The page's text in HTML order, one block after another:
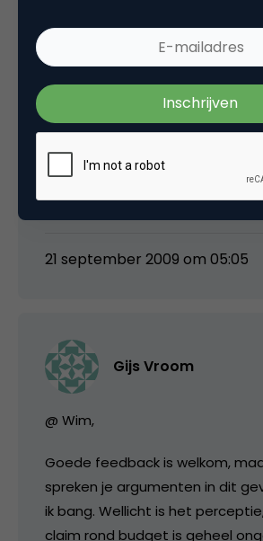
de rest, want catering was
minder dan voorgaande jaren),
chips met alle leuke
jaar, slecht geluid, parkeren op
achterafterreintje waar zelfs de
Spartasupporters nog niet
slecht geluid, om maar een paar
noemen….
21 september 2009 om 05:05
Gijs Vroom
@ Wim,
Goede feedback is welkom,
spreken je argumenten in dit
ik bang. Wellicht is het
claim rond budget is geheel